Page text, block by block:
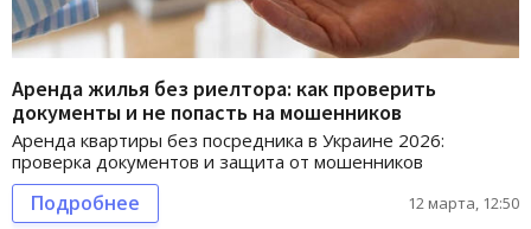
Аренда жилья без риелтора: как проверить
документы и не попасть на мошенников
Аренда квартиры без посредника в Украине 2026:
проверка документов и защита от мошенников
Подробнее 12 марта, 12:50